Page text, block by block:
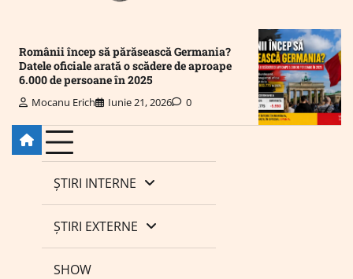
Românii încep să părăsească Germania?
Datele oficiale arată o scădere de aproape
6.000 de persoane în 2025
Mocanu Erich Iunie 21, 2026 0
ȘTIRI INTERNE
ȘTIRI EXTERNE
SHOW